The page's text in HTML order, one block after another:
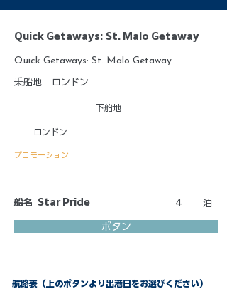
Quick Getaways: St. Malo Getaway
Quick Getaways: St. Malo Getaway
乗船地 ロンドン
下船地
ロンドン
プロモーション
船名 Star Pride 4 泊
ボタン
航路表（上のボタンより出港日をお選びください）